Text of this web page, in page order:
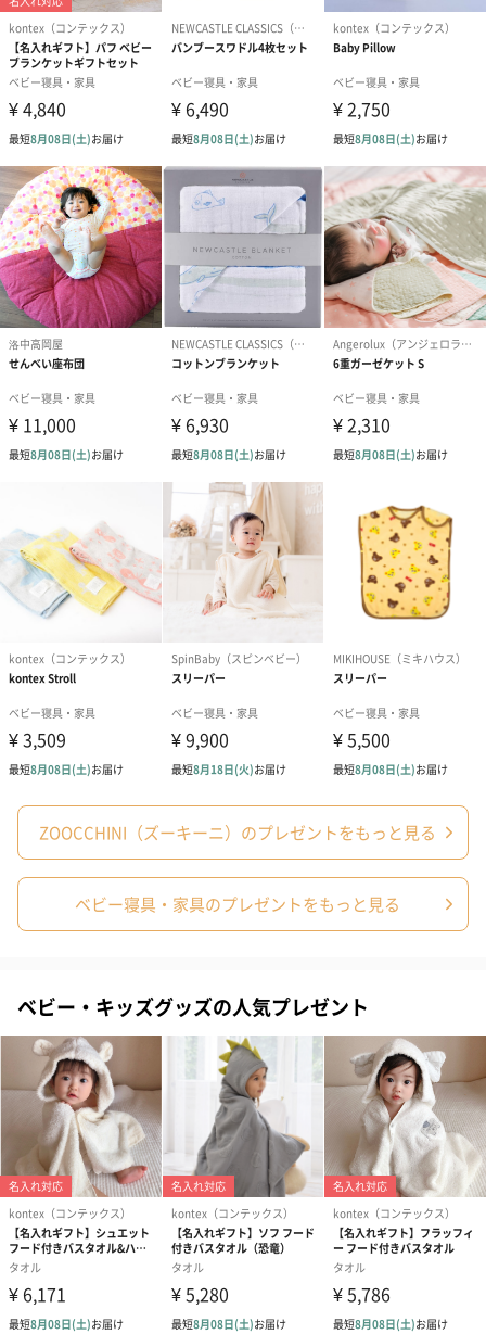
もっと楽しくなる「マスコット付きブランケット」を持って
お出かけしましょう。
商品詳細情報
素材
100%ポリエステル
性別
男女共用
商品重量
408 g
包装サイズ
33.3 x 26.3 x 11.2 cm
商品オプション情報
紙袋
お渡し用の紙袋です。
商品に合わせたサイズをお届けします。
あり（280円）
メッセージカード（通常・写真・グリーティング）
誕生日や結婚祝い・出産祝いなど、様々なシーンのメッセージカ
ードを同梱します。
メッセージカードや封筒のデザインは一部変更する場合がありま
写真付きメッセージカ
ード（680円）
写真付きメッセージカ
ード（Thank you）ピ
ンク（680円）
【誕生日】
Birthday ホワ
刷なし）（
ラッピング
ギフトラッピングを施してお届けします。
ZOOCCHINI（ズーキーニ）のプレゼントをもっと見る
ベビー寝具・家具のプレゼントをもっと見る
ベビー・キッズグッズの人気プレゼント